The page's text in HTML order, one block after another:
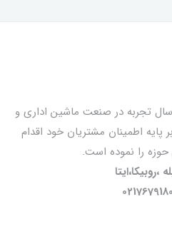
شرکت اداری یدک با بیش از 10 سال تجربه در صنعت ماشین اداری و
اطمینان مشتریان خود اقدام
حوزه را نموده است.